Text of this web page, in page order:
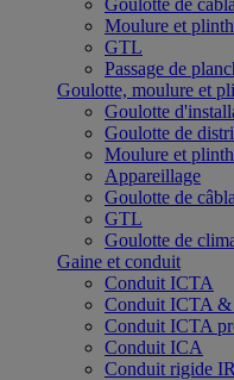
Goulotte de
Moulure et
GTL
Passage de
Goulotte, moulure et
Goulotte
Goulotte de
Moulure et
Appareillage
Goulotte de
GTL
Goulotte de
Gaine et conduit
Conduit ICTA
Conduit ICTA &
Conduit ICTA
Conduit ICA
Conduit rigide